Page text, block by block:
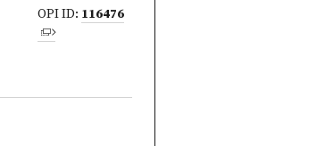
OPI ID: 116476